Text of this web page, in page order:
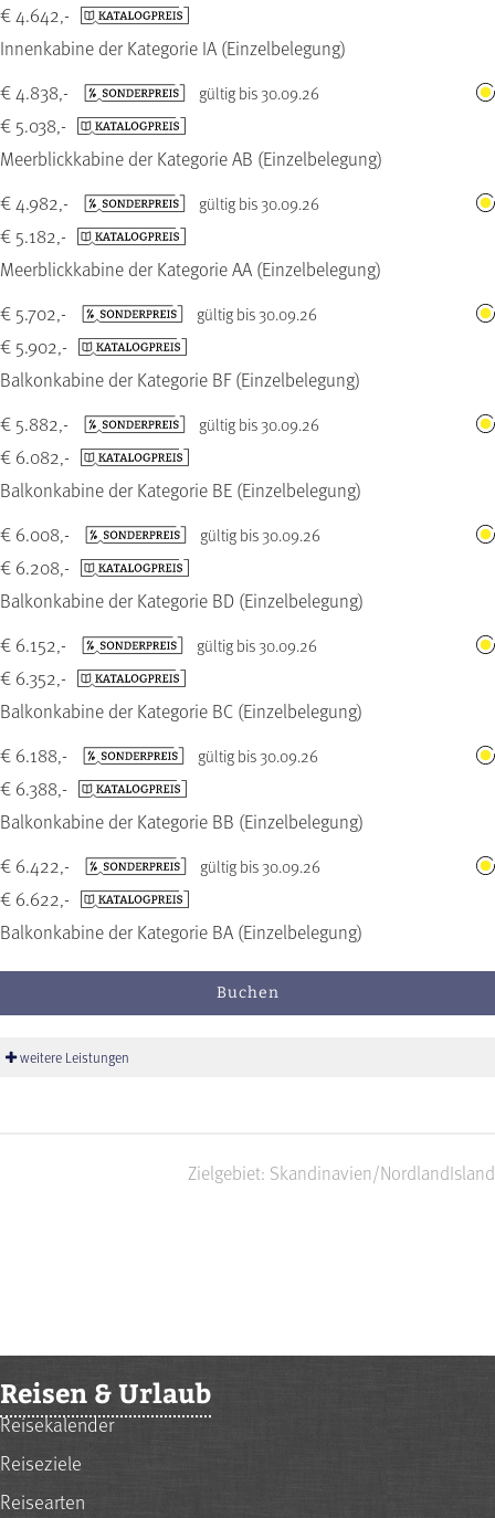
Innenkabine der Kategorie IA (Einzelbelegung)
€ 4.642,-
Meerblickkabine der Kategorie AB (Einzelbelegung)
€ 4.838,- gültig bis 30.09.26
€ 5.038,-
Meerblickkabine der Kategorie AA (Einzelbelegung)
€ 4.982,- gültig bis 30.09.26
€ 5.182,-
Balkonkabine der Kategorie BF (Einzelbelegung)
€ 5.702,- gültig bis 30.09.26
€ 5.902,-
Balkonkabine der Kategorie BE (Einzelbelegung)
€ 5.882,- gültig bis 30.09.26
€ 6.082,-
Balkonkabine der Kategorie BD (Einzelbelegung)
€ 6.008,- gültig bis 30.09.26
€ 6.208,-
Balkonkabine der Kategorie BC (Einzelbelegung)
€ 6.152,- gültig bis 30.09.26
€ 6.352,-
Balkonkabine der Kategorie BB (Einzelbelegung)
€ 6.188,- gültig bis 30.09.26
€ 6.388,-
Balkonkabine der Kategorie BA (Einzelbelegung)
€ 6.422,- gültig bis 30.09.26
€ 6.622,-
Buchen
weitere Leistungen
Zielgebiet: Skandinavien/NordlandIsland
Reisen & Urlaub
Reisekalender
Reiseziele
Reisearten